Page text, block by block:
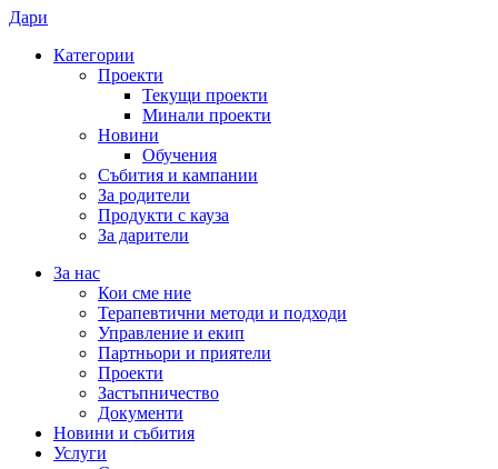
Дари
Категории
Проекти
Текущи проекти
Минали проекти
Новини
Обучения
Събития и кампании
За родители
Продукти с кауза
За дарители
За нас
Кои сме ние
Терапевтични методи и подходи
Управление и екип
Партньори и приятели
Проекти
Застъпничество
Документи
Новини и събития
Услуги